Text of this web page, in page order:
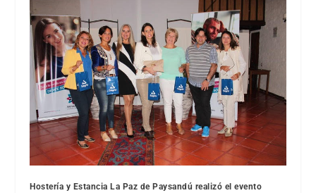
Hostería y Estancia La Paz de Paysandú realizó el evento